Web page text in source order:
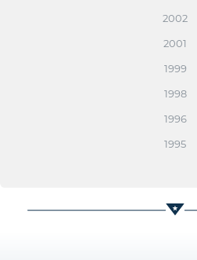
2002
2001
1999
1998
1996
1995